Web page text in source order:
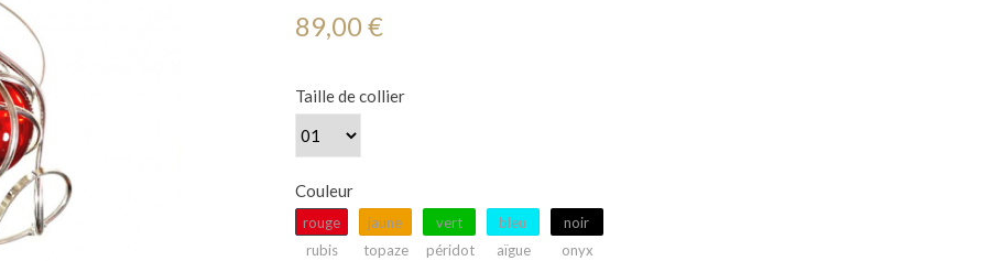
89,00 €
Taille de collier
Couleur
rouge
rubis
jaune
topaze
vert
péridot
bleu
aïgue
noir
onyx